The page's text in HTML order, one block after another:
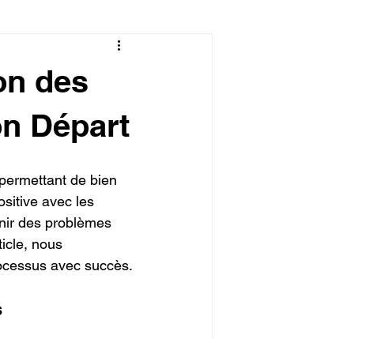
des
Départ
de bien
avec les
des problèmes
nous
avec succès.